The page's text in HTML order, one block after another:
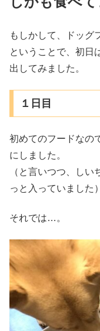
もしかして、ドッグ
ということで、初日
出してみました。
１日目
初めてのフードなの
にしました。
（と言いつつ、し
っと入っていました）
それでは…。